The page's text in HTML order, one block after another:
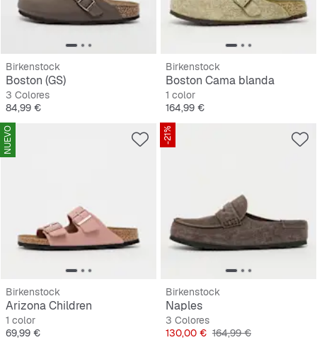
Birkenstock
Boston (GS)
3 Colores
Precio
84,99 €
Birkenstock
Boston Cama blanda
1 color
Precio
164,99 €
NUEVO
Birkenstock
Arizona Children
1 color
Precio
69,99 €
-21%
Birkenstock
Naples
3 Colores
Precio
130,00 € Precio original
164,99 €